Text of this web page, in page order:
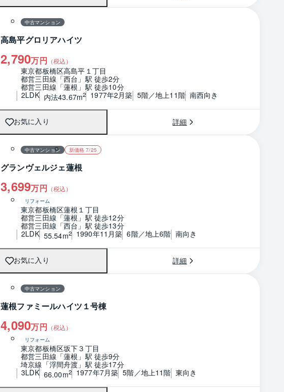
中古マンション
高島平グロリアハイツ
2,790万円 （税込）
東京都板橋区高島平１丁目
都営三田線「西台」駅 徒歩2分
都営三田線「蓮根」駅 徒歩10分
2LDK 内法43.67m2 1977年2月築 5階／地上11階 南西向き
お気に入り 詳細
中古マンション 新価格 7/25
グランヴェルジェ蓮根
3,699万円 （税込）
リフォーム
東京都板橋区蓮根１丁目
都営三田線「蓮根」駅 徒歩12分
都営三田線「西台」駅 徒歩13分
2LDK 55.54m2 1990年11月築 6階／地上6階 南向き
お気に入り 詳細
中古マンション
蓮根ファミールハイツ１号棟
4,090万円 （税込）
リフォーム
東京都板橋区坂下３丁目
都営三田線「蓮根」駅 徒歩9分
埼京線「浮間舟渡」駅 徒歩17分
3LDK 66.00m2 1977年7月築 5階／地上11階 東向き